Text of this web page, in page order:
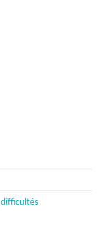
difficultés